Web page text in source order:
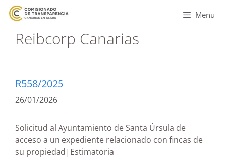
Menu
Reibcorp Canarias
R558/2025
26/01/2026
Solicitud al Ayuntamiento de Santa Úrsula de
acceso a un expediente relacionado con fincas de
su propiedad|Estimatoria